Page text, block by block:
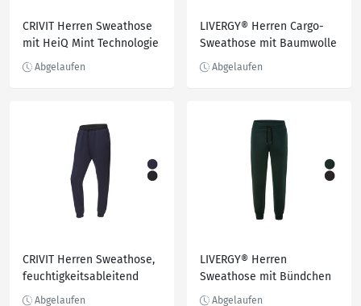
CRIVIT Herren Sweathose
mit HeiQ Mint Technologie
LIVERGY® Herren Cargo-
Sweathose mit Baumwolle
CRIVIT Herren Sweathose,
feuchtigkeitsableitend
LIVERGY® Herren
Sweathose mit Bündchen